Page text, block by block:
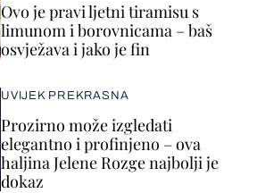
Ovo je pravi ljetni tiramisu s
limunom i borovnicama – baš
osvježava i jako je fin
UVIJEK PREKRASNA
Prozirno može izgledati
elegantno i profinjeno – ova
haljina Jelene Rozge najbolji je
dokaz